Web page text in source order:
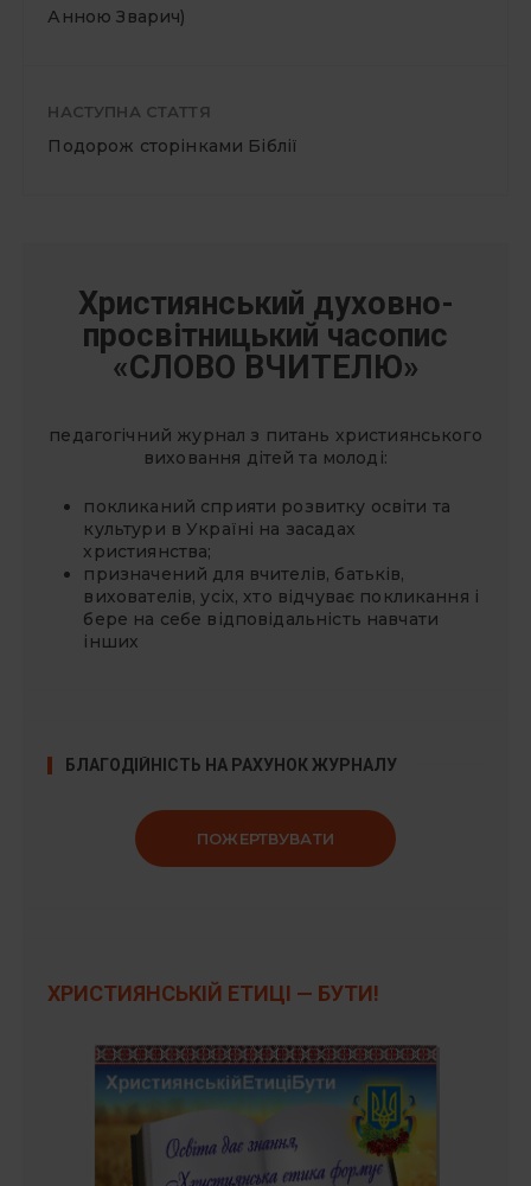
Анною Зварич)
НАСТУПНА СТАТТЯ
Подорож сторінками Біблії
Християнський духовно-
просвітницький часопис
«СЛОВО ВЧИТЕЛЮ»
педагогічний журнал з питань християнського
виховання дітей та молоді:
покликаний сприяти розвитку освіти та
культури в Україні на засадах
християнства;
призначений для вчителів, батьків,
вихователів, усіх, хто відчуває покликання і
бере на себе відповідальність навчати
інших
БЛАГОДІЙНІСТЬ НА РАХУНОК ЖУРНАЛУ
ПОЖЕРТВУВАТИ
ХРИСТИЯНСЬКІЙ ЕТИЦІ — БУТИ!